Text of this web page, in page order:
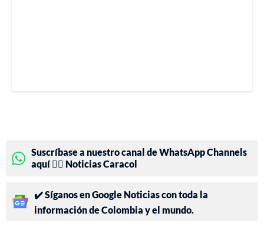
Suscríbase a nuestro canal de WhatsApp Channels
aquí 👉🏻 Noticias Caracol
✔️ Síganos en Google Noticias con toda la
información de Colombia y el mundo.